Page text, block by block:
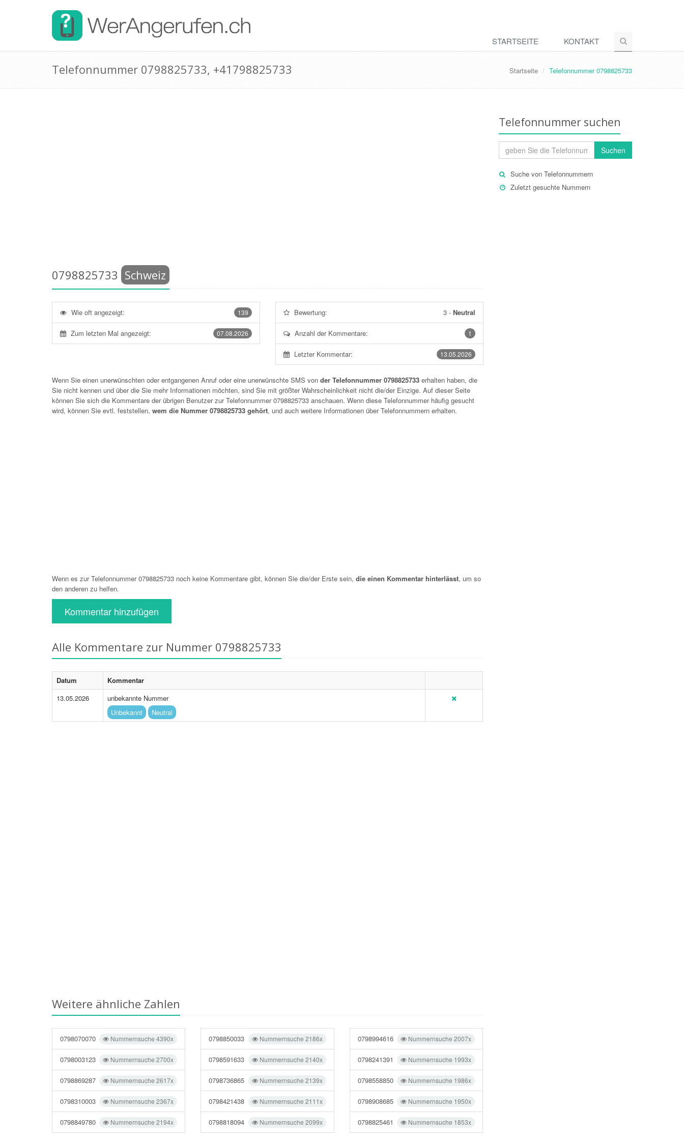
STARTSEITE KONTAKT
Telefonnummer 0798825733, +41798825733 Startseite Telefonnummer 0798825733
0798825733 Schweiz
139
Wie oft angezeigt:
07.08.2026
Zum letzten Mal angezeigt:
Bewertung: 3- Neutral
1
Anzahl der Kommentare:
13.05.2026
Letzter Kommentar:
Wenn Sie einen unerwünschten oder entgangenen Anruf oder eine unerwünschte SMS von der Telefonnummer 0798825733 erhalten haben, die
Sie nicht kennen und über die Sie mehr Informationen möchten, sind Sie mit größter Wahrscheinlichkeit nicht die/der Einzige. Auf dieser Seite
können Sie sich die Kommentare der übrigen Benutzer zur Telefonnummer0798825733 anschauen. Wenn diese Telefonnummer häufig gesucht
wird, können Sie evtl. feststellen, wem die Nummer 0798825733 gehört, und auch weitere Informationen über Telefonnummern erhalten.
Wenn es zur Telefonnummer 0798825733 noch keine Kommentare gibt, können Sie die/der Erste sein, die einen Kommentar hinterlässt, um so
den anderen zu helfen.
Kommentar hinzufügen
Alle Kommentare zur Nummer 0798825733
Datum
Kommentar
13.05.2026
unbekannte Nummer
Unbekannt
Neutral
Weitere ähnliche Zahlen
Nummernsuche 4390x
0798070070
Nummernsuche 2700x
0798003123
Nummernsuche 2617x
0798869287
Nummernsuche 2367x
0798310003
Nummernsuche 2194x
0798849780
Nummernsuche 2186x
0798850033
Nummernsuche 2140x
0798591633
Nummernsuche 2139x
0798736865
Nummernsuche 2111x
0798421438
Nummernsuche 2099x
0798818094
Nummernsuche 2007x
0798994616
Nummernsuche 1993x
0798241391
Nummernsuche 1986x
0798558850
Nummernsuche 1950x
0798908685
Nummernsuche 1853x
0798825461
Telefonnummer suchen
Suchen
Suche von Telefonnummern
Zuletzt gesuchte Nummern